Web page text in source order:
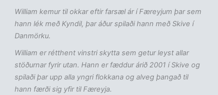
William kemur til okkar eftir farsæl ár í Færeyjum þar sem
hann lék með Kyndil, þar áður spilaði hann með Skive í
Danmörku.
William er rétthent vinstri skytta sem getur leyst allar
stöðurnar fyrir utan. Hann er fæddur árið 2001 í Skive og
spilaði þar upp alla yngri flokkana og alveg þangað til
hann færði sig yfir til Færeyja.